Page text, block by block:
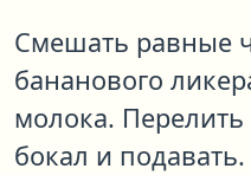
Смешать равные
бананового
молока.
бокал и подавать.